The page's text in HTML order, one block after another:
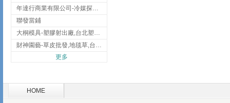
年達行商業有限公司-冷媒探漏儀,壓力錶組,真空泵浦,台北冷凍空調材料
聯發當鋪
大桐模具-塑膠射出廠,台北塑膠射出廠
財神園藝-草皮批發,地毯草,台北草,彰化地毯草,彰化台北草
更多
HOME